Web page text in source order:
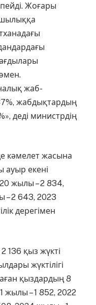
Жоғары
жаб­
жабдықтардың
деді министрдің
кәмелет жасына
ауыр екені
жылы – 2 834,
– 2 643, 2023
дерегімен
136 қыз жүкті
жүктілігі
қыздардың 8
жылы – 1 852, 2022